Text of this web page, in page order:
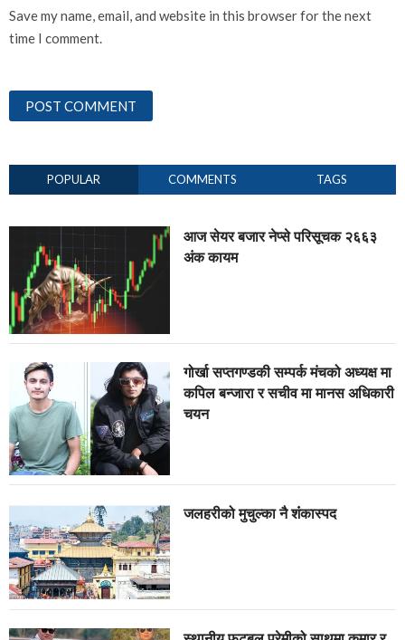
Save my name, email, and website in this browser for the next
time I comment.
POPULAR COMMENTS TAGS
आज सेयर बजार नेप्से परिसूचक २६६३
अंक कायम
गोर्खा सप्तगण्डकी सम्पर्क मंचको अध्यक्ष मा
कपिल बन्जारा र सचीव मा मानस अधिकारी
चयन
जलहरीको मुचुल्का नै शंंकास्पद